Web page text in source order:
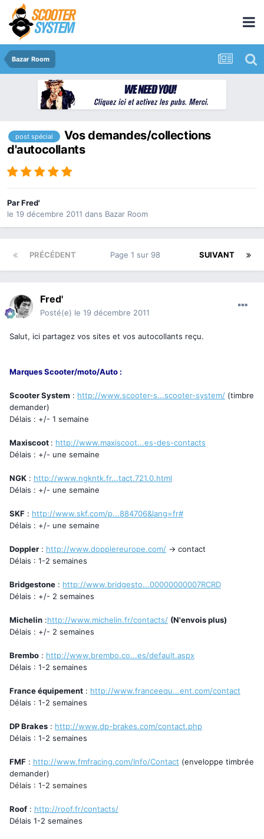
Bazar Room
post spécial
Vos demandes/collections
d'autocollants
ParFred'
le 19 décembre 2011 dans Bazar Room
PRÉCÉDENT SUIVANT
Page 1 sur 98
Fred'
Posté(e) le 19 décembre 2011
Salut, ici partagez vos sites et vos autocollants reçu.
Marques Scooter/moto/Auto :
Scooter System : http://www.scooter-s...scooter-system/ (timbre
demander)
Délais : +/- 1 semaine
Maxiscoot : http://www.maxiscoot...es-des-contacts
Délais : +/- une semaine
NGK : http://www.ngkntk.fr...tact.721.0.html
Délais : +/- une semaine
SKF : http://www.skf.com/p...884706&lang=fr#
Délais : +/- une semaine
Doppler : http://www.dopplereurope.com/ -> contact
Délais : 1-2 semaines
Bridgestone : http://www.bridgesto...00000000007RCRD
Délais : +/- 2 semaines
Michelin :http://www.michelin.fr/contacts/ (N'envois plus)
Délais : +/- 2 semaines
Brembo : http://www.brembo.co...es/default.aspx
Délais : 1-2 semaines
France équipement : http://www.franceequ...ent.com/contact
Délais : 1-2 semaines
DP Brakes : http://www.dp-brakes.com/contact.php
Délais : 1-2 semaines
FMF : http://www.fmfracing.com/Info/Contact (enveloppe timbrée
demander)
Délais : 1-2 semaines
Roof : http://roof.fr/contacts/
Délais 1-2 semaines